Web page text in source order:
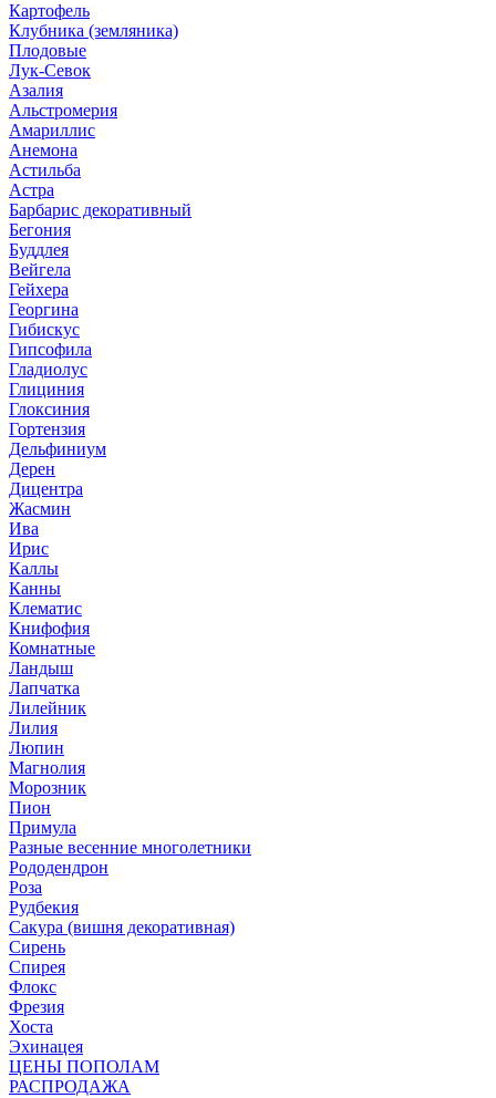
Картофель
Клубника (земляника)
Плодовые
Лук-Севок
Азалия
Альстромерия
Амариллис
Анемона
Астильба
Астра
Барбарис декоративный
Бегония
Буддлея
Вейгела
Гейхера
Георгина
Гибискус
Гипсофила
Гладиолус
Глициния
Глоксиния
Гортензия
Дельфиниум
Дерен
Дицентра
Жасмин
Ива
Ирис
Каллы
Канны
Клематис
Книфофия
Комнатные
Ландыш
Лапчатка
Лилейник
Лилия
Люпин
Магнолия
Морозник
Пион
Примула
Разные весенние многолетники
Рододендрон
Роза
Рудбекия
Сакура (вишня декоративная)
Сирень
Спирея
Флокс
Фрезия
Хоста
Эхинацея
ЦЕНЫ ПОПОЛАМ
РАСПРОДАЖА